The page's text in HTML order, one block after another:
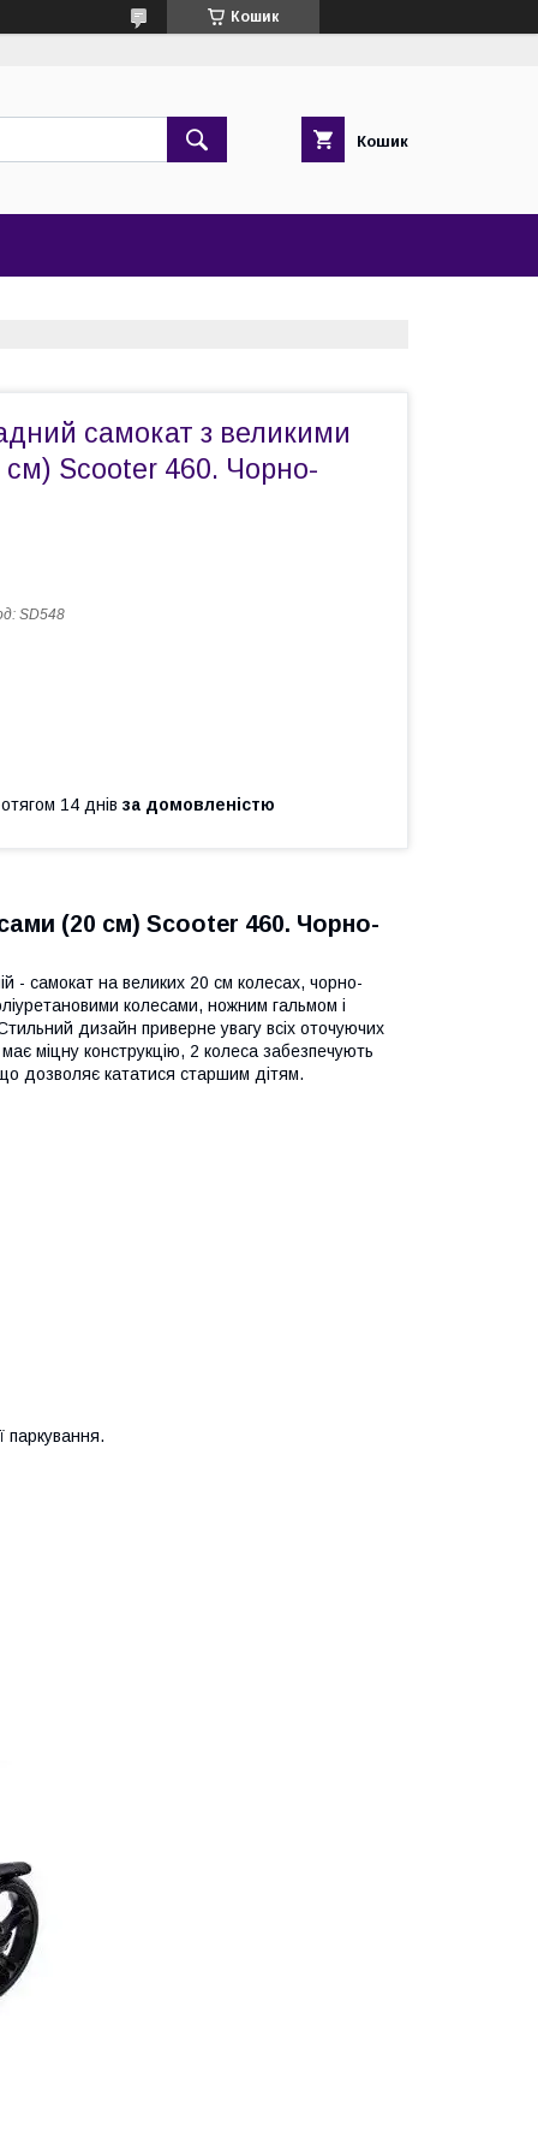
Кошик
Кошик
самокат з великими
см) Scooter 460. Чорно-
SD548
14 днів за домовленістю
(20 см) Scooter 460. Чорно-
- самокат на великих 20 см колесах, чорно-
колесами, ножним гальмом і
дизайн приверне увагу всіх оточуючих
міцну конструкцію, 2 колеса забезпечують
дозволяє кататися старшим дітям.
паркування.